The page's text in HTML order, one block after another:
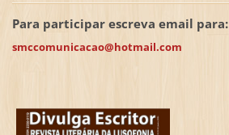
Para participar escreva email para:
smccomunicacao@hotmail.com